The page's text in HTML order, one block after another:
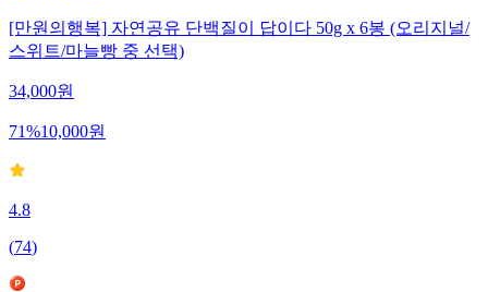
[만원의행복] 자연공유 단백질이 답이다 50g x 6봉 (오리지널/
스위트/마늘빵 중 선택)
34,000원
71%10,000원
4.8
(74)